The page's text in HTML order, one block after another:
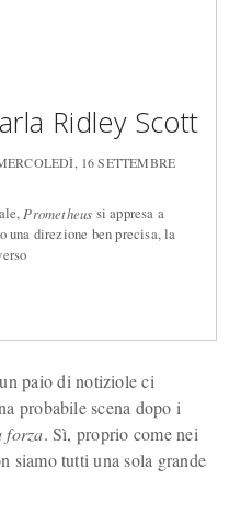
Ridley Scott
16 SETTEMBRE
Prometheus si appresa a
una direzione ben precisa, la
paio di notiziole ci
probabile scena dopo i
forza. Sì, proprio come nei
siamo tutti una sola grande